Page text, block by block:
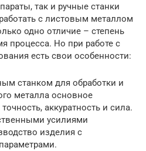
так и ручные станки
с листовым металлом
одно отличие – степень
процесса. Но при работе с
есть свои особенности:
станком для обработки и
металла основное
аккуратность и сила.
усилиями
изделия с